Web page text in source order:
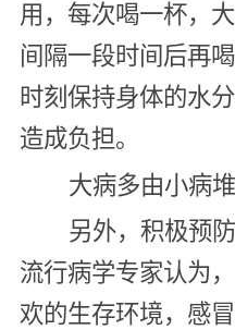
用，每次喝一杯，
间隔一段时间后再
时刻保持身体的水
造成负担。
大病多由小病
另外，积极预
流行病学专家认为
欢的生存环境，感